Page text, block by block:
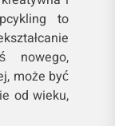
to
nowego,
może być
od wieku,